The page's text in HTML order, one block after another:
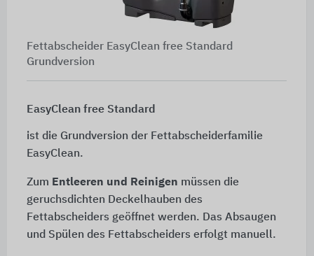
Fettabscheider EasyClean free Standard
Grundversion
EasyClean free Standard
ist die Grundversion der Fettabscheiderfamilie
EasyClean.
Zum Entleeren und Reinigen müssen die
geruchsdichten Deckelhauben des
Fettabscheiders geöffnet werden. Das Absaugen
und Spülen des Fettabscheiders erfolgt manuell.